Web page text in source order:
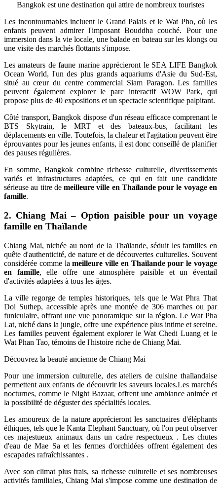
Bangkok est une destination qui attire de nombreux touristes
Les incontournables incluent le Grand Palais et le Wat Pho, où les
enfants peuvent admirer l'imposant Bouddha couché. Pour une
immersion dans la vie locale, une balade en bateau sur les klongs ou
une visite des marchés flottants s'impose.
Les amateurs de faune marine apprécieront le SEA LIFE Bangkok
Ocean World, l'un des plus grands aquariums d'Asie du Sud-Est,
situé au cœur du centre commercial Siam Paragon. Les familles
peuvent également explorer le parc interactif WOW Park, qui
propose plus de 40 expositions et un spectacle scientifique palpitant.
Côté transport, Bangkok dispose d'un réseau efficace comprenant le
BTS Skytrain, le MRT et des bateaux-bus, facilitant les
déplacements en ville. Toutefois, la chaleur et l'agitation peuvent être
éprouvantes pour les jeunes enfants, il est donc conseillé de planifier
des pauses régulières.
En somme, Bangkok combine richesse culturelle, divertissements
variés et infrastructures adaptées, ce qui en fait une candidate
sérieuse au titre demeilleure ville en Thaïlande pour le voyage en
famille.
2. Chiang Mai – Option paisible pour un voyage
famille en Thaïlande
Chiang Mai, nichée au nord de la Thaïlande, séduit les familles en
quête d'authenticité, de nature et de découvertes culturelles. Souvent
considérée comme lameilleure ville en Thaïlande pour le voyage
en famille, elle offre une atmosphère paisible et un éventail
d'activités adaptées à tous les âges.
La ville regorge de temples historiques, tels que le Wat Phra That
Doi Suthep, accessible après une montée de 306 marches ou par
funiculaire, offrant une vue panoramique sur la région. Le Wat Pha
Lat, niché dans la jungle, offre une expérience plus intime et sereine.
Les familles peuvent également explorer le Wat Chedi Luang et le
Wat Phan Tao, témoins de l'histoire riche de Chiang Mai.
Découvrez la beauté ancienne de Chiang Mai
Pour une immersion culturelle, des ateliers de cuisine thaïlandaise
permettent aux enfants de découvrir les saveurs locales.Les marchés
nocturnes, comme le Night Bazaar, offrent une ambiance animée et
la possibilité de déguster des spécialités locales.
Les amoureux de la nature apprécieront les sanctuaires d'éléphants
éthiques, tels que le Kanta Elephant Sanctuary, où l'on peut observer
ces majestueux animaux dans un cadre respectueux . Les chutes
d'eau de Mae Sa et les fermes d'orchidées offrent également des
escapades rafraîchissantes .
Avec son climat plus frais, sa richesse culturelle et ses nombreuses
activités familiales, Chiang Mai s'impose comme une destination de